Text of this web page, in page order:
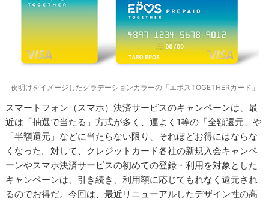
夜明けをイメージしたグラデーションカラーの「エポスTOGETHERカード」
スマートフォン（スマホ）決済サービスのキャンペーンは、最
近は「抽選で当たる」方式が多く、運よく1等の「全額還元」や
「半額還元」などに当たらない限り、それほどお得にはならな
くなった。対して、クレジットカード各社の新規入会キャンペ
ーンやスマホ決済サービスの初めての登録・利用を対象とした
キャンペーンは、引き続き、利用額に応じてもれなく還元され
るのでお得だ。今回は、最近リニューアルしたデザイン性の高